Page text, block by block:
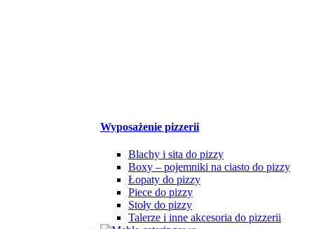
Wyposażenie pizzerii
Blachy i sita do pizzy
Boxy – pojemniki na ciasto do pizzy
Łopaty do pizzy
Piece do pizzy
Stoły do pizzy
Talerze i inne akcesoria do pizzerii